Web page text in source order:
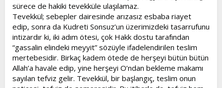
sürece de hakiki tevekküle ulaşılamaz.
Tevekkül; sebepler dairesinde arızasız esbaba riayet
edip, sonra da Kudreti Sonsuz’un üzerimizdeki tasarrufunu
intizardır ki, iki adım ötesi, çok Hakk dostu tarafından
“gassalin elindeki meyyit” sözüyle ifadelendirilen teslim
mertebesidir. Birkaç kadem ötede de herşeyi bütün bütün
Allah’a havale edip, yine herşeyi O’ndan bekleme makamı
sayılan tefviz gelir. Tevekkül, bir başlangıç, teslim onun